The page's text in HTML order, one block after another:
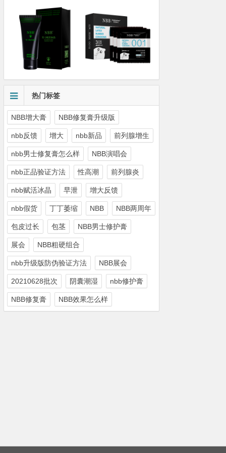
热门标签
NBB增大膏 NBB修复膏升级版
nbb反馈 增大 nbb新品 前列腺增生
nbb男士修复膏怎么样 NBB演唱会
nbb正品验证方法 性高潮 前列腺炎
nbb赋活冰晶 早泄 增大反馈
nbb假货 丁丁萎缩 NBB NBB两周年
包皮过长 包茎 NBB男士修护膏
展会 NBB粗硬组合
nbb升级版防伪验证方法 NBB展会
20210628批次 阴囊潮湿 nbb修护膏
NBB修复膏 NBB效果怎么样